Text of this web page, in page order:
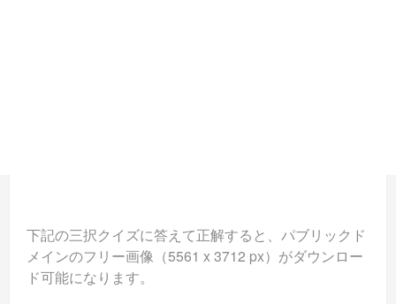
下記の三択クイズに答えて正解すると、パブリックド
メインのフリー画像（5561 x 3712 px）がダウンロー
ド可能になります。